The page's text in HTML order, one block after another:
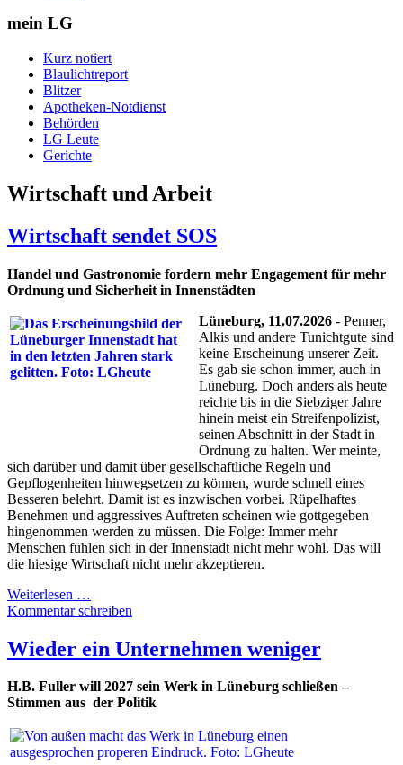
mein LG
Kurz notiert
Blaulichtreport
Blitzer
Apotheken-Notdienst
Behörden
LG Leute
Gerichte
Wirtschaft und Arbeit
Wirtschaft sendet SOS
Handel und Gastronomie fordern mehr Engagement für mehr
Ordnung und Sicherheit in Innenstädten
Lüneburg, 11.07.2026 - Penner,
Alkis und andere Tunichtgute sind
keine Erscheinung unserer Zeit.
Es gab sie schon immer, auch in
Lüneburg. Doch anders als heute
reichte bis in die Siebziger Jahre
hinein meist ein Streifenpolizist,
seinen Abschnitt in der Stadt in
Ordnung zu halten. Wer meinte,
sich darüber und damit über gesellschaftliche Regeln und
Gepflogenheiten hinwegsetzen zu können, wurde schnell eines
Besseren belehrt. Damit ist es inzwischen vorbei. Rüpelhaftes
Benehmen und aggressives Auftreten scheinen wie gottgegeben
hingenommen werden zu müssen. Die Folge: Immer mehr
Menschen fühlen sich in der Innenstadt nicht mehr wohl. Das will
die hiesige Wirtschaft nicht mehr akzeptieren.
Weiterlesen …
Kommentar schreiben
Wieder ein Unternehmen weniger
H.B. Fuller will 2027 sein Werk in Lüneburg schließen –
Stimmen aus der Politik